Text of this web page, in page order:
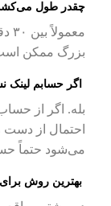
چقدر طول
بزرگ ممکن
اگر حسابم لینک
بله. اگر از
احتمال از دست
می‌شود حتماً
بهترین روش